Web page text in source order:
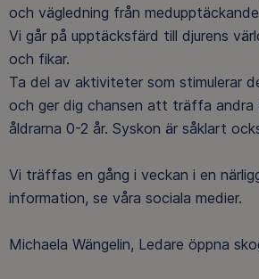
och vägledning från
Vi går på upptäcksfärd till djurens
och fikar.
Ta del av aktiviteter som stimulerar
och ger dig chansen att träffa andra
åldrarna 0-2 år. Syskon är såklart
Vi träffas en gång i veckan i en
information, se våra sociala medier.
Michaela Wängelin, Ledare öppna